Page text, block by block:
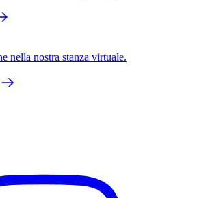
nella nostra stanza virtuale.